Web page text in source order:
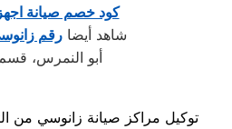
كود خصم صيانة
شاهد أيضارقم
أبو النمرس،
توكيل مراكز صيانة زانوسي من